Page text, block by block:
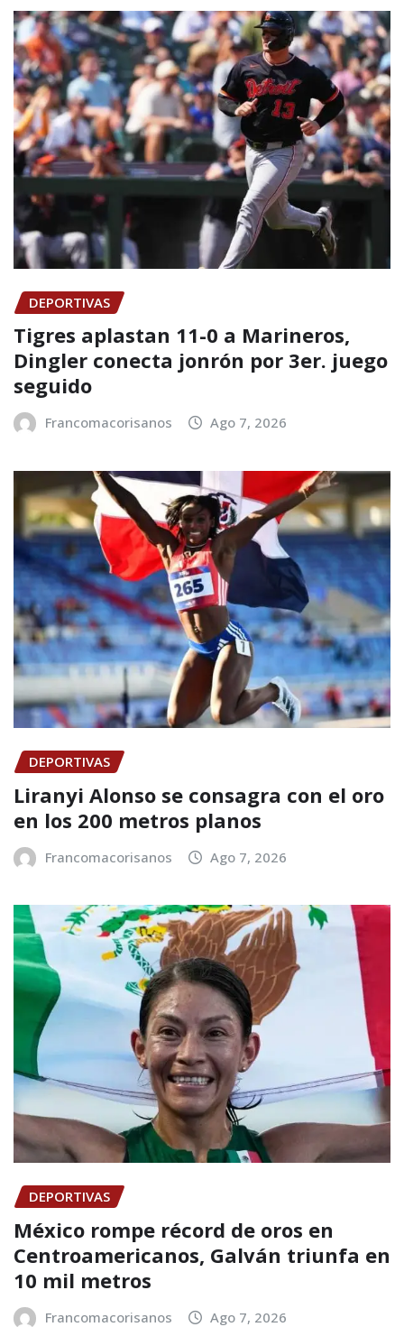
DEPORTIVAS
Tigres aplastan 11-0 a Marineros,
Dingler conecta jonrón por 3er. juego
seguido
Francomacorisanos Ago 7, 2026
DEPORTIVAS
Liranyi Alonso se consagra con el oro
en los 200 metros planos
Francomacorisanos Ago 7, 2026
DEPORTIVAS
México rompe récord de oros en
Centroamericanos, Galván triunfa en
10 mil metros
Francomacorisanos Ago 7, 2026